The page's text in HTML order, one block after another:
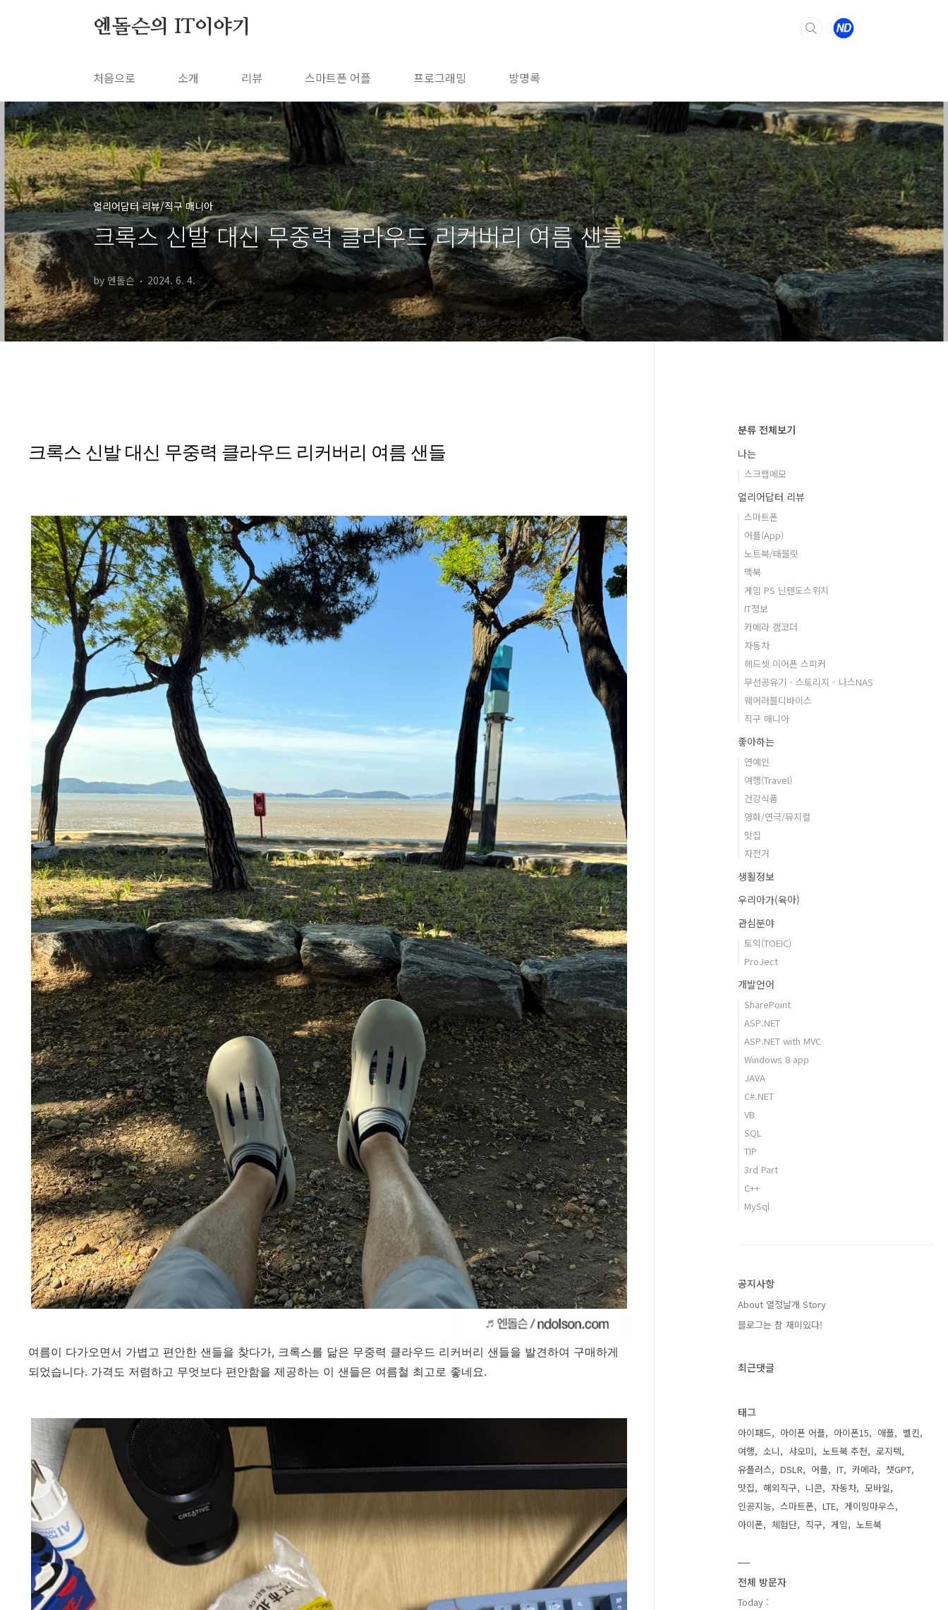
엔돌슨의 IT이야기
처음으로 소개 리뷰 스마트폰 어플 프로그래밍 방명록
얼리어답터 리뷰/직구 매니아
크록스 신발 대신 무중력 클라우드 리커버리 여름 샌들
by 엔돌슨 2024. 6. 4.
크록스 신발 대신 무중력 클라우드 리커버리 여름 샌들
여름이 다가오면서 가볍고 편안한 샌들을 찾다가, 크록스를 닮은 무중력 클라우드 리커버리 샌들을 발견하여 구매하게
되었습니다. 가격도 저렴하고 무엇보다 편안함을 제공하는 이 샌들은 여름철 최고로 좋네요.
분류 전체보기
나는
스크랩메모
얼리어답터 리뷰
스마트폰
어플(App)
노트북/태블릿
맥북
게임 PS 닌텐도스위치
IT정보
카메라 캠코더
자동차
헤드셋 이어폰 스피커
무선공유기 - 스토리지 - 나스NAS
웨어러블디바이스
직구 매니아
좋아하는
연예인
여행(Travel)
건강식품
영화/연극/뮤지컬
맛집
자전거
생활정보
우리아가(육아)
관심분야
토익(TOEIC)
ProJect
개발언어
SharePoint
ASP.NET
ASP.NET with MVC
Windows 8 app
JAVA
C#.NET
VB
SQL
TIP
3rd Part
C++
MySql
공지사항
About 열정날개 Story
블로그는 참 재미있다!
최근댓글
태그
아이패드 아이폰 어플 아이폰15 애플
벨킨
여행
소니 샤오미 노트북 추천
로지텍
유플러스
DSLR 어플 IT 카메라
챗GPT
맛집
해외직구 니콘 자동차
모바일
인공지능
스마트폰 LTE
게이밍마우스
아이폰
체험단 직구 게임 노트북
전체 방문자
Today :